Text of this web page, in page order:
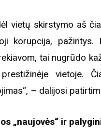
vietų skirstymo aš
korupcija,
tai nugrūdo
vietoje.
– dalijosi
„naujovės“ ir